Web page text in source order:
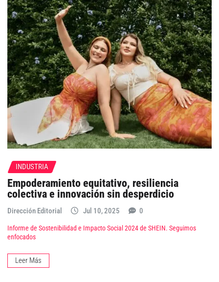
INDUSTRIA
Empoderamiento equitativo, resiliencia
colectiva e innovación sin desperdicio
Dirección Editorial Jul 10, 2025 0
Informe de Sostenibilidad e Impacto Social 2024 de SHEIN. Seguimos
enfocados
Leer Más